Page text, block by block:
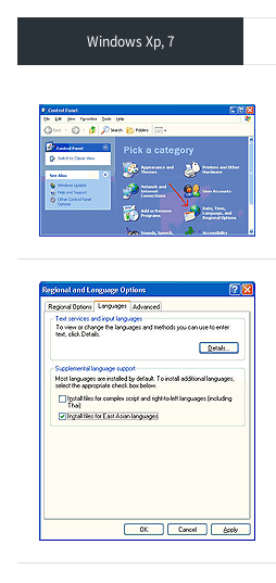
Windows Xp, 7
Windows
Xp,